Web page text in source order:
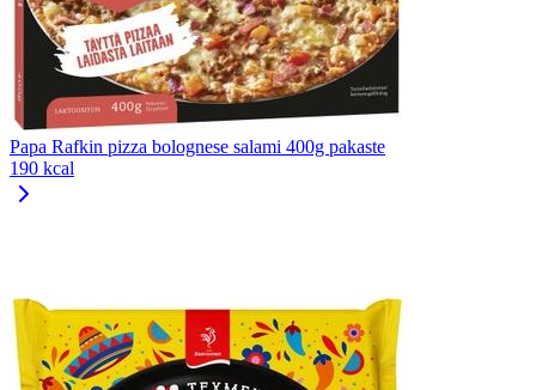
Papa Rafkin pizza bolognese salami 400g pakaste
190 kcal